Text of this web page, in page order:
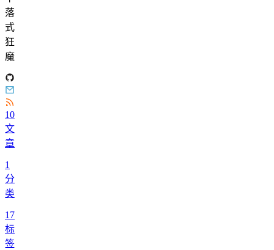
落
式
狂
魔
10
文
章
1
分
类
17
标
签